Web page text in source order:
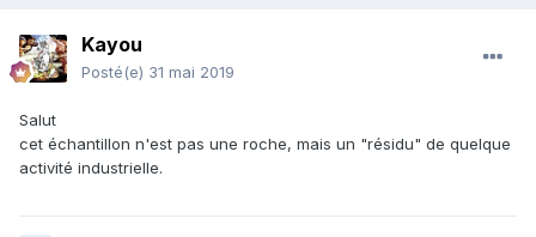
Kayou
Posté(e) 31 mai 2019
Salut
cet échantillon n'est pas une roche, mais un "résidu" de quelque
activité industrielle.